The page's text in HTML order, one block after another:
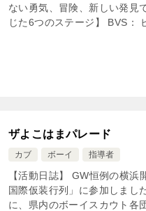
ない勇気、冒険、新しい発見
じた6つのステージ】
ザよこはまパレード
カブ ボーイ 指導者
【活動日誌】 GW恒例の横
国際仮装行列」に参加しまし
に、県内のボーイスカウト